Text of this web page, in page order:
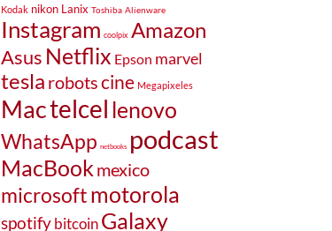
Kodak nikon Lanix Toshiba Alienware
Instagram coolpix Amazon
Asus Netflix Epson marvel
tesla robotscine Megapixeles
Mactelcel lenovo
WhatsApp netbooks podcast
MacBook mexico
microsoftmotorola
spotifybitcoinGalaxy